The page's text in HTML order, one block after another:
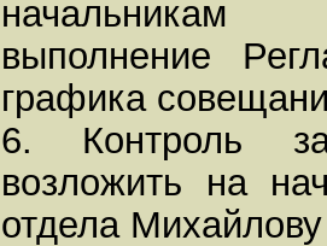
начальникам
выполнение
графика
6. Контроль
возложить на
отдела